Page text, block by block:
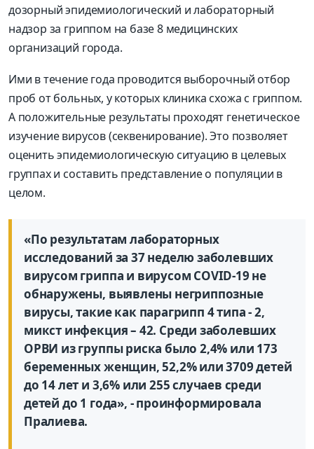
дозорный эпидемиологический и лабораторный
надзор за гриппом на базе 8 медицинских
организаций города.
Ими в течение года проводится выборочный отбор
проб от больных, у которых клиника схожа с гриппом.
А положительные результаты проходят генетическое
изучение вирусов (секвенирование). Это позволяет
оценить эпидемиологическую ситуацию в целевых
группах и составить представление о популяции в
целом.
«По результатам лабораторных
исследований за 37 неделю заболевших
вирусом гриппа и вирусом COVID-19 не
обнаружены, выявлены негриппозные
вирусы, такие как парагрипп 4 типа - 2,
микст инфекция – 42. Среди заболевших
ОРВИ из группы риска было 2,4% или 173
беременных женщин, 52,2% или 3709 детей
до 14 лет и 3,6% или 255 случаев среди
детей до 1 года», - проинформировала
Пралиева.